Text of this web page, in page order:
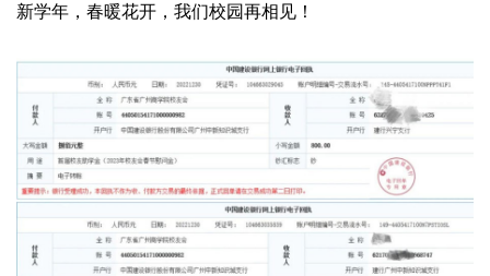
新学年，春暖花开，我们校园再相见！